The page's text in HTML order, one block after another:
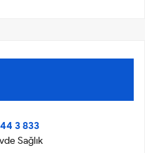
3 833
Sağlık